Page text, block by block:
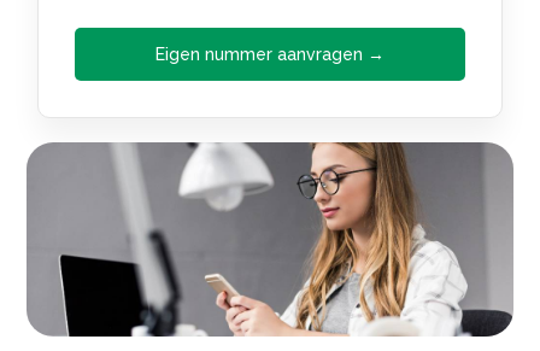
Eigen nummer aanvragen →